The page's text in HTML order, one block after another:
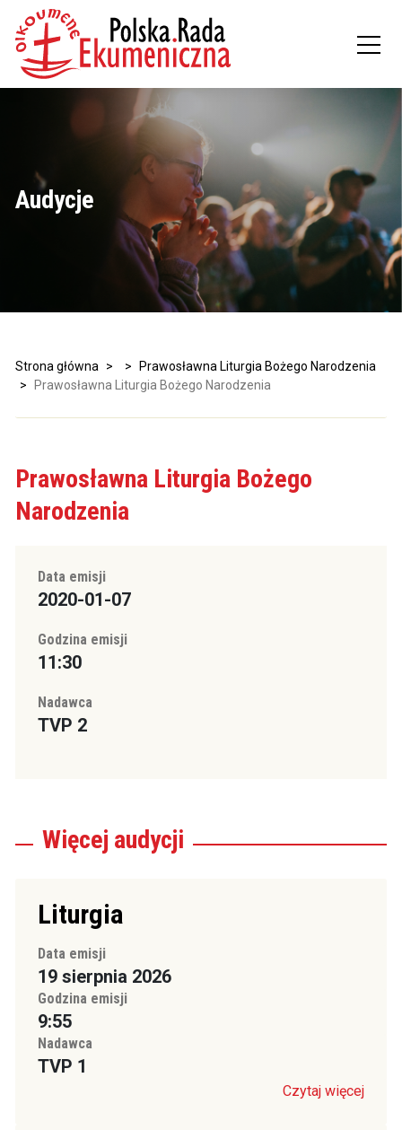
Audycje
Strona główna > >
Prawosławna Liturgia Bożego Narodzenia
>
Prawosławna Liturgia Bożego Narodzenia
Prawosławna Liturgia Bożego
Narodzenia
Data emisji
2020-01-07
Godzina emisji
11:30
Nadawca
TVP 2
Więcej audycji
Liturgia
Data emisji
19 sierpnia 2026
Godzina emisji
9:55
Nadawca
TVP 1
Czytaj więcej